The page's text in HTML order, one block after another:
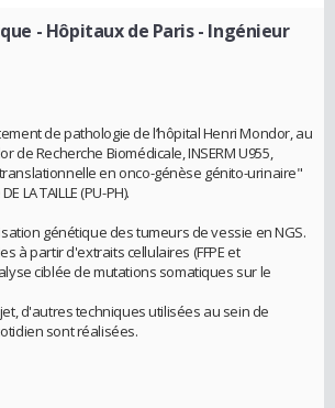
- Hôpitaux de Paris- Ingénieur
de pathologie de l’hôpital Henri Mondor, au
de Recherche Biomédicale, INSERM U955,
en onco-génèse génito-urinaire"
LA TAILLE (PU-PH).
génétique des tumeurs de vessie en NGS.
à partir d'extraits cellulaires (FFPE et
ciblée de mutations somatiques sur le
d'autres techniques utilisées au sein de
sont réalisées.